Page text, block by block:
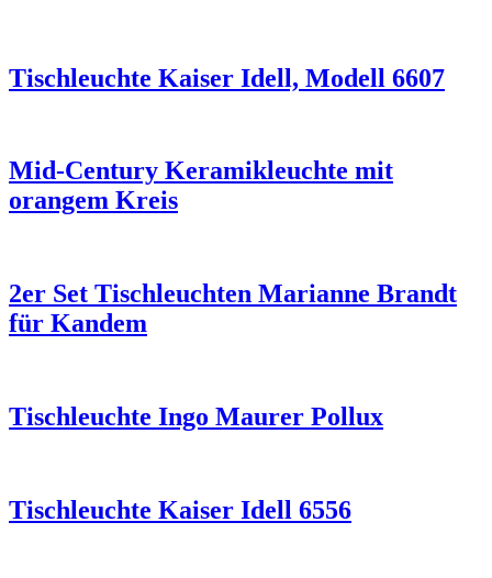
Tischleuchte Kaiser Idell, Modell 6607
Mid-Century Keramikleuchte mit
orangem Kreis
2er Set Tischleuchten Marianne Brandt
für Kandem
Tischleuchte Ingo Maurer Pollux
Tischleuchte Kaiser Idell 6556